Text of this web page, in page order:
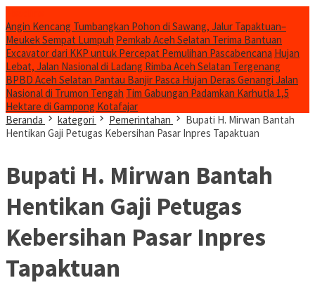
Angin Kencang Tumbangkan Pohon di Sawang, Jalur Tapaktuan–
Meukek Sempat Lumpuh Pemkab Aceh Selatan Terima Bantuan
Excavator dari KKP untuk Percepat Pemulihan Pascabencana Hujan
Lebat, Jalan Nasional di Ladang Rimba Aceh Selatan Tergenang
BPBD Aceh Selatan Pantau Banjir Pasca Hujan Deras Genangi Jalan
Nasional di Trumon Tengah Tim Gabungan Padamkan Karhutla 1,5
Hektare di Gampong Kotafajar
Beranda
kategori Pemerintahan
Bupati H. Mirwan Bantah
Hentikan Gaji Petugas Kebersihan Pasar Inpres Tapaktuan
Bupati H. Mirwan Bantah
Hentikan Gaji Petugas
Kebersihan Pasar Inpres
Tapaktuan